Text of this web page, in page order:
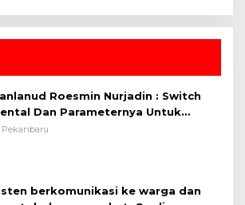
Roesmin Nurjadin : Switch
Dan Parameternya Untuk
✈
Pekanbaru
berkomunikasi ke warga dan